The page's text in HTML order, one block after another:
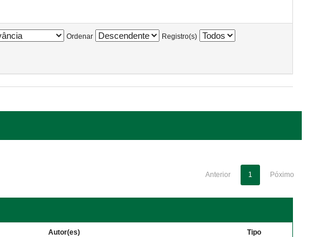
Ordenar Registro(s)
Anterior 1 Póximo
Autor(es) Tipo